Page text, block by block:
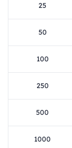
25
50
100
250
500
1000